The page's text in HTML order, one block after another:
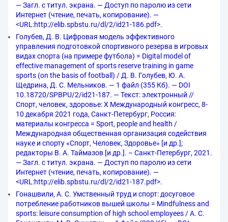
— Загл. с титул. экрана. — Доступ по паролю из сети
Интернет (чтение, печать, копирование). —
<URL:http://elib.spbstu.ru/dl/2/id21-186.pdf>.
Голубев, Д. В. Цифровая модель эффективного
управления подготовкой спортивного резерва в игровых
видах спорта (на примере футбола) = Digital model of
effective management of sports reserve training in game
sports (on the basis of football) / Д. В. Голубев, Ю. А.
Щедрина, Д. С. Мельников. — 1 файл (355 Кб). — DOI
10.18720/SPBPU/2/id21-187. — Текст: электронный //
Спорт, человек, здоровье: X Международный конгресс, 8-
10 декабря 2021 года, Санкт-Петербург, Россия:
материалы конгресса = Sport, people and health /
Международная общественная организация содействия
науке и спорту «Спорт, Человек, Здоровье» [и др.];
редакторы В. А. Таймазов [и др.]. – Санкт-Петербург, 2021.
— Загл. с титул. экрана. — Доступ по паролю из сети
Интернет (чтение, печать, копирование). —
<URL:http://elib.spbstu.ru/dl/2/id21-187.pdf>.
Гонашвили, А. С. Умственный труд и спорт: досуговое
потребление работников вышей школы = Mindfulness and
sports: leisure consumption of high school employees / А. С.